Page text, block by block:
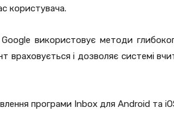
користувача.
використовує методи
враховується і дозволяє системі
програми Inbox для Android та